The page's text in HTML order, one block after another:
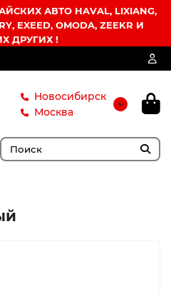
АВТО HAVAL, LIXIANG,
EXEED, OMODA, ZEEKR И
ДРУГИХ !
Новосибирск
Москва